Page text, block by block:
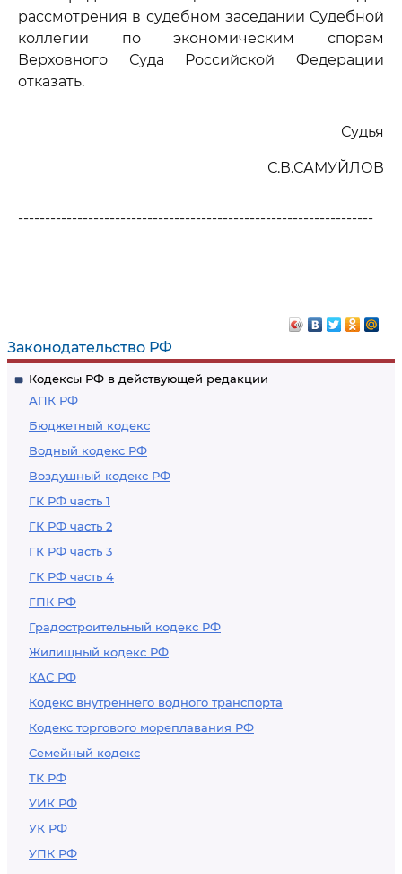
Законодательство РФ
Кодексы РФ в действующей редакции
АПК РФ
Бюджетный кодекс
Водный кодекс РФ
Воздушный кодекс РФ
ГК РФ часть 1
ГК РФ часть 2
ГК РФ часть 3
ГК РФ часть 4
ГПК РФ
Градостроительный кодекс РФ
Жилищный кодекс РФ
КАС РФ
Кодекс внутреннего водного транспорта
Кодекс торгового мореплавания РФ
Семейный кодекс
ТК РФ
УИК РФ
УК РФ
УПК РФ
рассмотрения в судебном заседании Судебной
коллегии по экономическим спорам
Верховного Суда Российской Федерации
отказать.
Судья
С.В.САМУЙЛОВ
------------------------------------------------------------------